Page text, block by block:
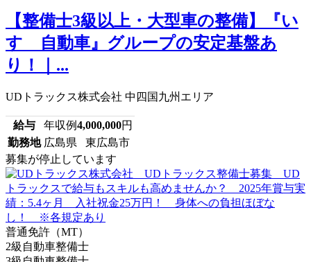
【整備士3級以上・大型車の整備】『い
すゞ自動車』グループの安定基盤あ
り！｜...
UDトラックス株式会社 中四国九州エリア
給与 年収例4,000,000円
勤務地 広島県 東広島市
募集が停止しています
普通免許（MT）
2級自動車整備士